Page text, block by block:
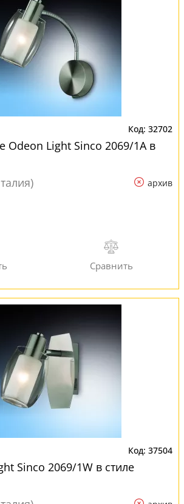
32702
Odeon Light Sinco 2069/1A в
архив
37504
Sinco 2069/1W в стиле